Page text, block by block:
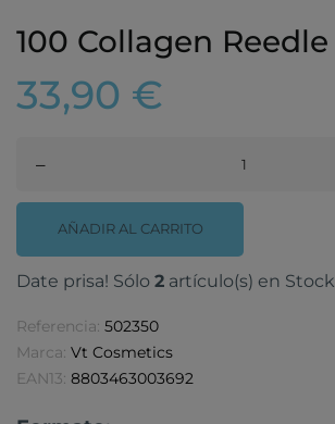
100 Collagen
33,90 €
–
AÑADIR AL CARRITO
Date prisa! Sólo 2 artículo(s) en
Referencia: 502350
Marca: Vt Cosmetics
EAN13: 8803463003692